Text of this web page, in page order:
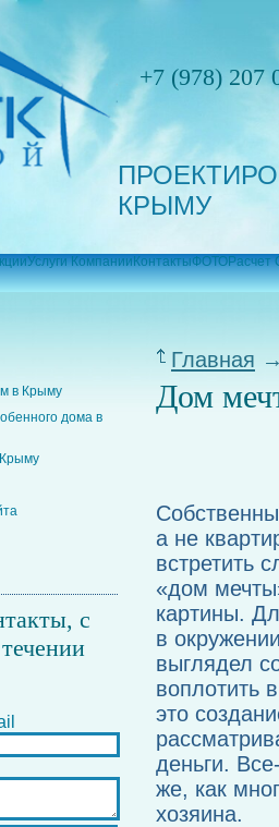
+7 (978) 207
КРЫМУ
Услуги КомпанииКонтактыФОТОРасчет
в Крыму
дома в
с
Главная
Дом
а не
встретить
«дом
картины.
в
выглядел
воплотить
это
деньги.
же, как
хозяина.